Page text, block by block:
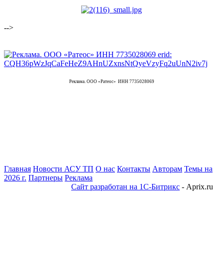
-->
Реклама. ООО «Ратеос» ИНН 7735028069
Главная Новости АСУ ТП О нас Контакты Авторам Темы на
2026 г. Партнеры Реклама
Сайт разработан на 1С-Битрикс - Aprix.ru